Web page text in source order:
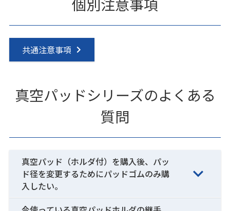
個別注意事項
共通注意事項
真空パッドシリーズのよくある
質問
真空パッド（ホルダ付）を購入後、パッ
ド径を変更するためにパッドゴムのみ購
入したい。